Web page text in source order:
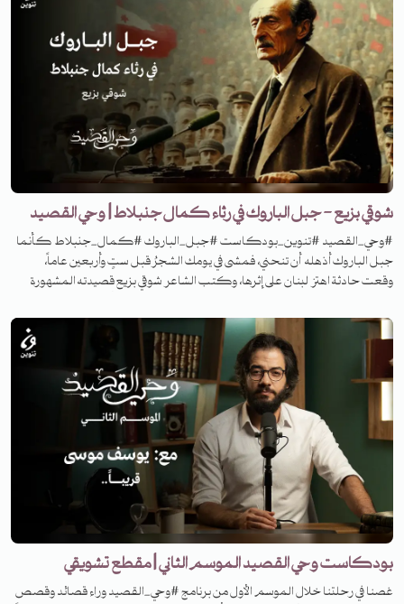
شوقي بزيع - جبل الباروك في رثاء كمال جنبلاط | وحي القصيد
#وحي_القصيد #تنوين_بودكاست #جبل_الباروك #كمال_جنبلاط كأنما
جبل الباروك أذهله أن تنحني، فمشى في يومك الشجرُ قبل ستٍ وأربعين عاماً،
وقعت حادثة اهتز لبنان على إثرها، وكتب الشاعر شوقي بزيع قصيدته المشهورة
القصيدة؟ تابعوا الحلقة من الموسم الثاني من برنامج وحي القصيد.
بودكاست وحي القصيد الموسم الثاني | مقطع تشويقي
غصنا في رحلتنا خلال الموسم الأول من برنامج #وحي_القصيد وراء قصائد وقصص